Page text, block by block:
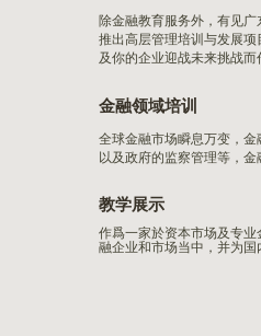
除金融教育服务外，有见
推出高层管理培训与发展
及你的企业迎战未来挑战而
金融领域培训
全球金融市场瞬息万变，
以及政府的监察管理等，
教学展示
作爲一家於资本市场及专
融企业和市场当中，并为国